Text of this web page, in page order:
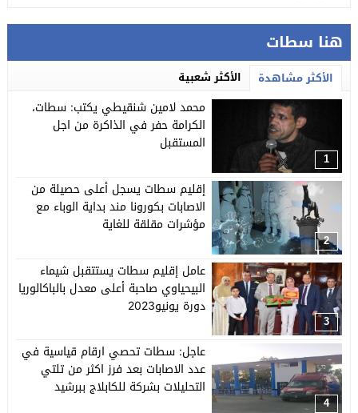
هنا سطات
الأكثر مشاهدة الأكثر شعبية
1
محمد لامين شنقيطي يكتب: سطات،
الكرامة حفر في الذاكرة من اجل
المستقبل
2
إقليم سطات يسجل أعلى حصيلة من
الاصابات بكورونا مند بداية الوباء مع
مؤشرات مقلقة للغاية
3
عامل إقليم سطات يستتقبل شيماء
البيحياوي صاحبة أعلى معدل بالباكالوريا
دورة يونيو2023
4
عاجل: سطات تحصي ارقام قياسية في
عدد الاصابات بعد فرز اكثر من تلتي
التحليلات بشركة للكابلاج ببرشيد